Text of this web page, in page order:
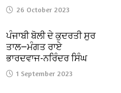
26 October 2023
ਪੰਜਾਬੀ ਬੋਲੀ ਦੇ ਕੁਦਰਤੀ ਸੁਰ
ਤਾਲ—ਮੰਗਤ ਰਾਏ
ਭਾਰਦਵਾਜ-ਨਰਿੰਦਰ ਸਿੰਘ
1 September 2023